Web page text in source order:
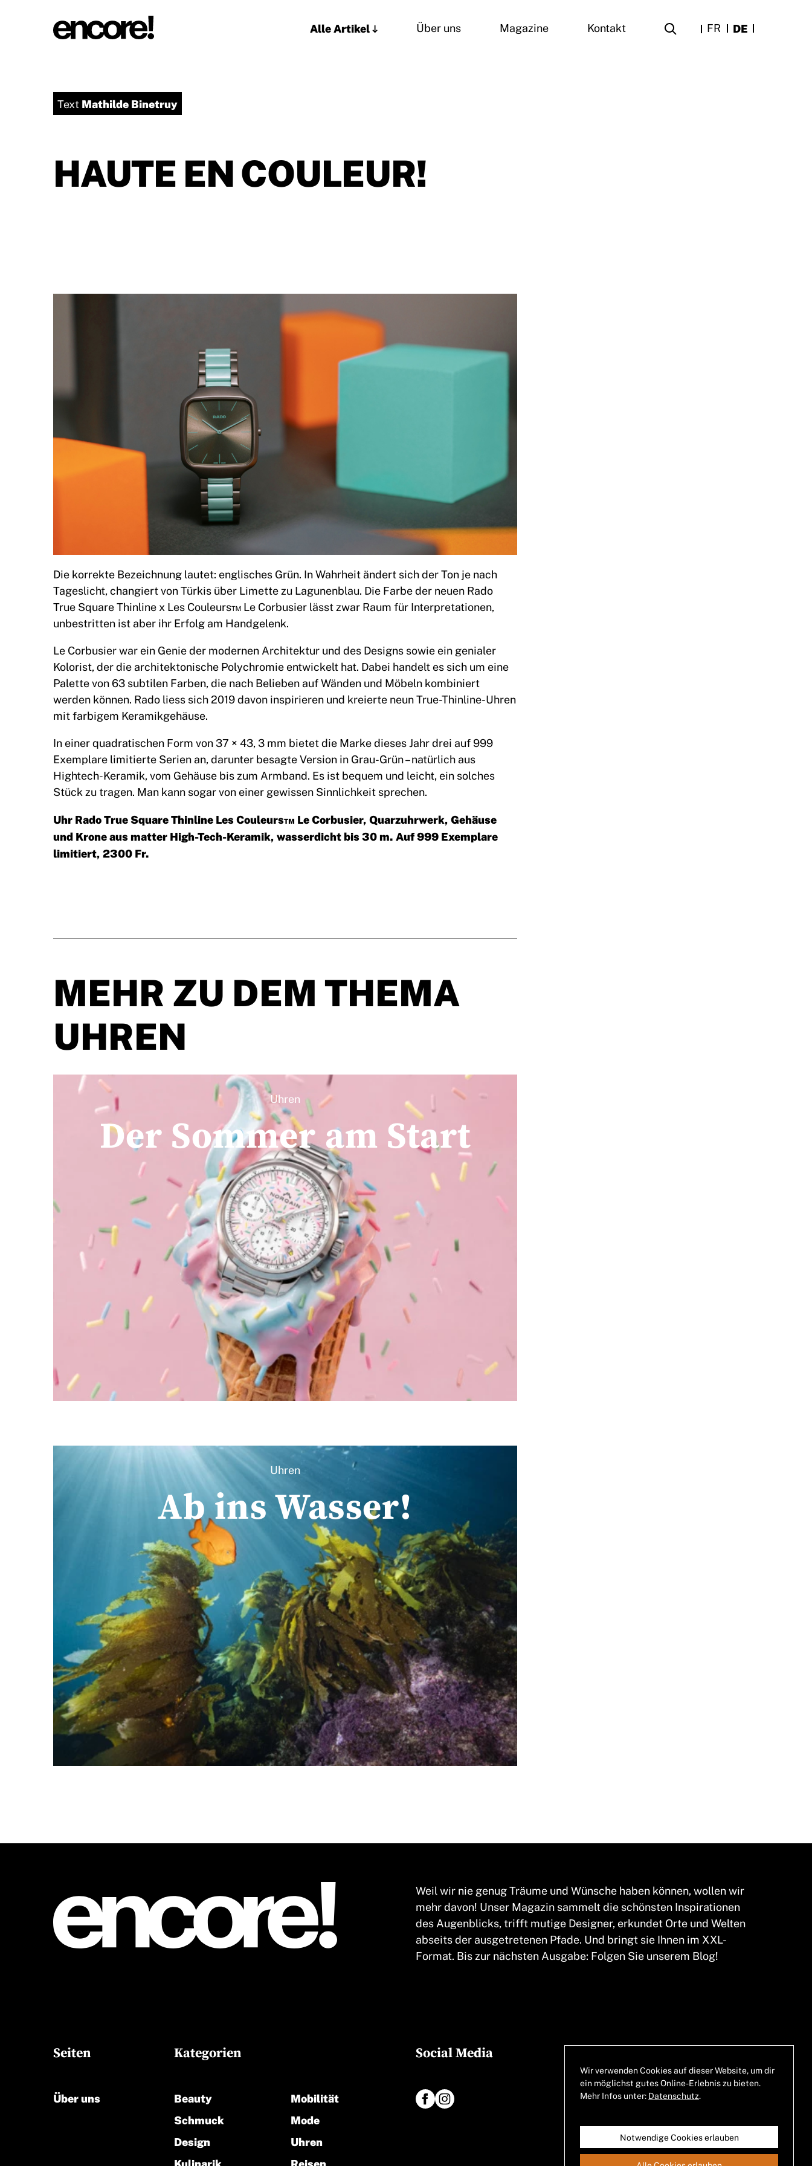
Alle Artikel Über uns Magazine Kontakt FR DE
Text Mathilde Binetruy
HAUTE EN COULEUR!
Die korrekte Bezeichnung lautet: englisches Grün. In Wahrheit ändert sich der Ton je nach
Tageslicht, changiert von Türkis über Limette zu Lagunenblau. Die Farbe der neuen Rado
True Square Thinline x Les Couleurs™ Le Corbusier lässt zwar Raum für Interpretationen,
unbestritten ist aber ihr Erfolg am Handgelenk.
Le Corbusier war ein Genie der modernen Architektur und des Designs sowie ein genialer
Kolorist, der die architektonische Polychromie entwickelt hat. Dabei handelt es sich um eine
Palette von 63 subtilen Farben, die nach Belieben auf Wänden und Möbeln kombiniert
werden können. Rado liess sich 2019 davon inspirieren und kreierte neun True-Thinline-Uhren
mit farbigem Keramikgehäuse.
In einer quadratischen Form von 37 × 43, 3 mm bietet die Marke dieses Jahr drei auf 999
Exemplare limitierte Serien an, darunter besagte Version in Grau-Grün – natürlich aus
Hightech-Keramik, vom Gehäuse bis zum Armband. Es ist bequem und leicht, ein solches
Stück zu tragen. Man kann sogar von einer gewissen Sinnlichkeit sprechen.
Uhr Rado True Square Thinline Les Couleurs™ Le Corbusier, Quarzuhrwerk, Gehäuse
und Krone aus matter High-Tech-Keramik, wasserdicht bis 30 m. Auf 999 Exemplare
limitiert, 2300 Fr.
MEHR ZU DEM THEMA
UHREN
Uhren
Der Sommer am Start
Uhren
Ab ins Wasser!
Weil wir nie genug Träume und Wünsche haben können, wollen wir
mehr davon! Unser Magazin sammelt die schönsten Inspirationen
des Augenblicks, trifft mutige Designer, erkundet Orte und Welten
abseits der ausgetretenen Pfade. Und bringt sie Ihnen im XXL-
Format. Bis zur nächsten Ausgabe: Folgen Sie unserem Blog!
Seiten
Über uns
Kategorien
Beauty
Schmuck
Design
Kulinarik
Mobilität
Mode
Uhren
Reisen
Social Media
Geschäftsbedingungen
Impressum
Wir verwenden Cookies auf dieser Website, um dir
ein möglichst gutes Online-Erlebnis zu bieten.
Mehr Infos unter: Datenschutz.
Notwendige Cookies erlauben